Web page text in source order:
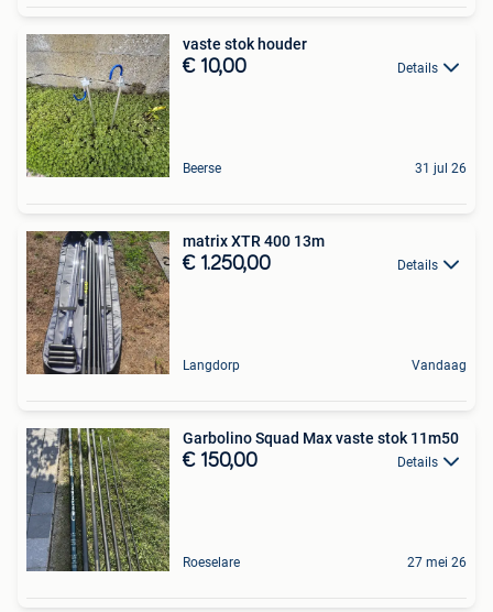
vaste stok houder
€ 10,00 Details
Beerse 31 jul 26
matrix XTR 400 13m
€ 1.250,00 Details
Langdorp Vandaag
Garbolino Squad Max vaste stok 11m50
€ 150,00 Details
Roeselare 27 mei 26